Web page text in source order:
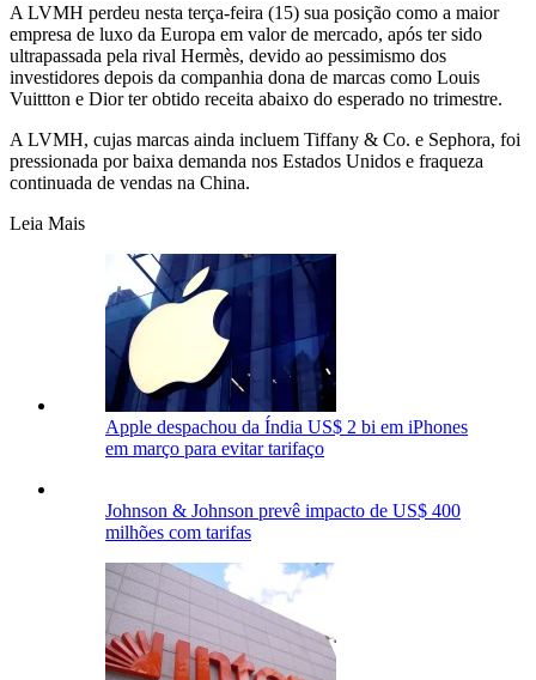
A LVMH perdeu nesta terça-feira (15) sua posição como a maior
empresa de luxo da Europa em valor de mercado, após ter sido
ultrapassada pela rival Hermès, devido ao pessimismo dos
investidores depois da companhia dona de marcas como Louis
Vuittton e Dior ter obtido receita abaixo do esperado no trimestre.
A LVMH, cujas marcas ainda incluem Tiffany & Co. e Sephora, foi
pressionada por baixa demanda nos Estados Unidos e fraqueza
continuada de vendas na China.
Leia Mais
Apple despachou da Índia US$ 2 bi em iPhones
em março para evitar tarifaço
Johnson & Johnson prevê impacto de US$ 400
milhões com tarifas